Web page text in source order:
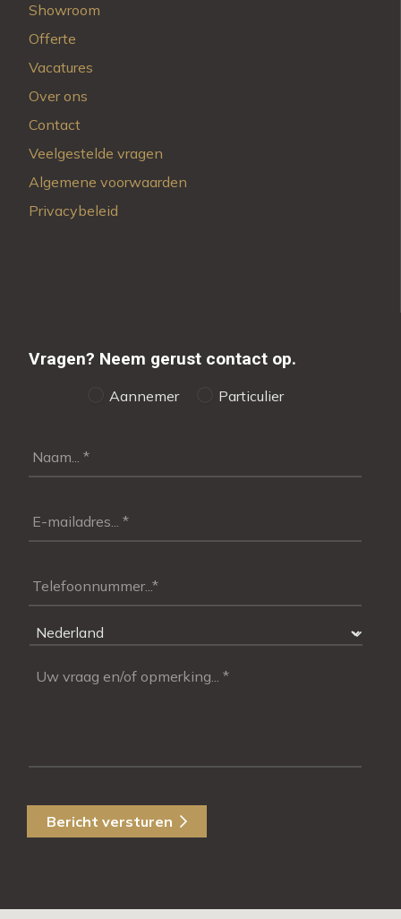
Showroom
Offerte
Vacatures
Over ons
Contact
Veelgestelde vragen
Algemene voorwaarden
Privacybeleid
Vragen? Neem gerust contact op.
Aannemer Particulier
Bericht versturen